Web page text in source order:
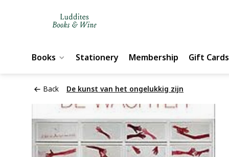
Books Stationery Membership Gift Cards
Back De kunst van het ongelukkig zijn